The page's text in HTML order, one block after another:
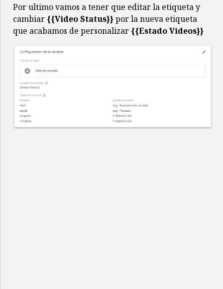
Por ultimo vamos a tener que editar la etiqueta y
cambiar {{Video Status}}por la nueva etiqueta
que acabamos de personalizar {{Estado Videos}}